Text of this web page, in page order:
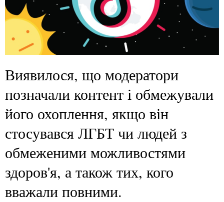
Виявилося, що модератори
позначали контент і обмежували
його охоплення, якщо він
стосувався ЛГБТ чи людей з
обмеженими можливостями
здоров'я, а також тих, кого
вважали повними.